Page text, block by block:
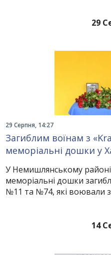
29
29 Серпня, 14:27
Загиблим воїнам з
меморіальні дошки у
У Немишлянському
меморіальні дошки
№11 та №74, які воювали
14